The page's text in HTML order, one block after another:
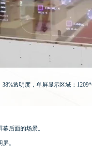
38%透明度，单屏显示区域：
后面的场景。
。